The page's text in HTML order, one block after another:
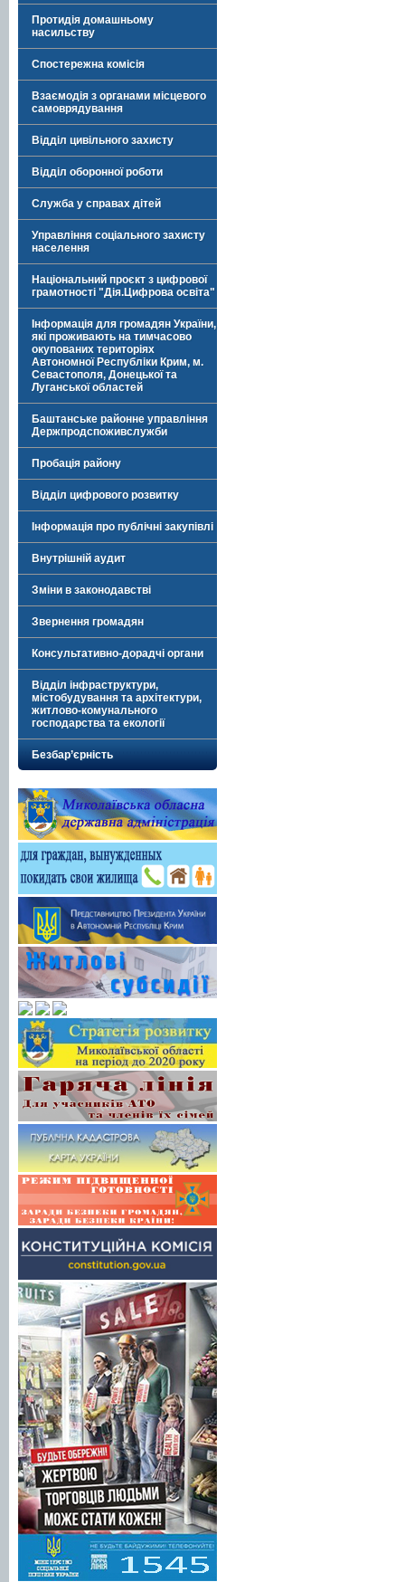
Протидія домашньому
насильству
Спостережна комісія
Взаємодія з органами місцевого
самоврядування
Відділ цивільного захисту
Відділ оборонної роботи
Служба у справах дітей
Управління соціального захисту
населення
Національний проєкт з цифрової
грамотності "Дія.Цифрова освіта"
Інформація для громадян України,
які проживають на тимчасово
окупованих територіях
Автономної Республіки Крим, м.
Севастополя, Донецької та
Луганської областей
Баштанське районне управління
Держпродспоживслужби
Пробація району
Відділ цифрового розвитку
Інформація про публічні закупівлі
Внутрішній аудит
Зміни в законодавстві
Звернення громадян
Консультативно-дорадчі органи
Відділ інфраструктури,
містобудування та архітектури,
житлово-комунального
господарства та екології
Безбар’єрність